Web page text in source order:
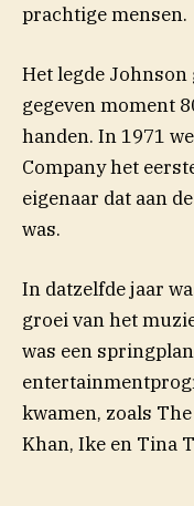
prachtige mensen.
Het legde
gegeven moment
handen. In 1971
Company het
eigenaar dat aan
was.
In datzelfde jaar
groei van het
was een
kwamen, zoals
Khan, Ike en Tina